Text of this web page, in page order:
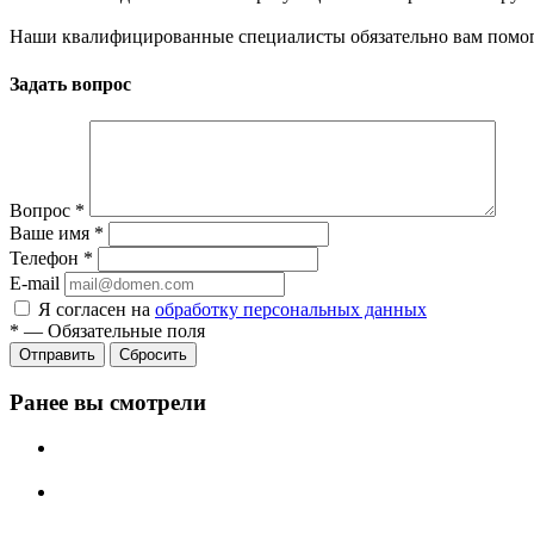
Наши квалифицированные специалисты обязательно вам
Задать вопрос
Вопрос *
Ваше имя *
Телефон *
E-mail
Я согласен на обработку персональных данных
* — Обязательные поля
Сбросить
Ранее вы смотрели